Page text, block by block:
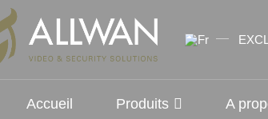
Accueil Produits A